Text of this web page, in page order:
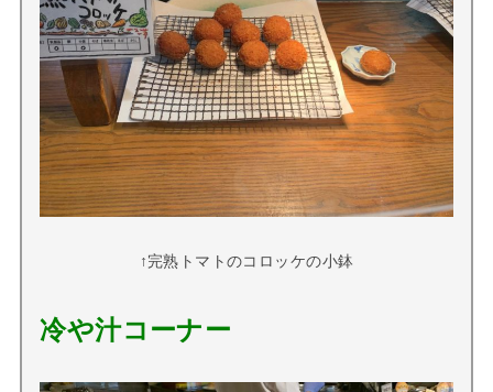
↑完熟トマトのコロッケの小鉢
冷や汁コーナー